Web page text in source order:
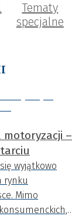
Tematy
specjalne
–
wyjątkowo
rynku
Mimo